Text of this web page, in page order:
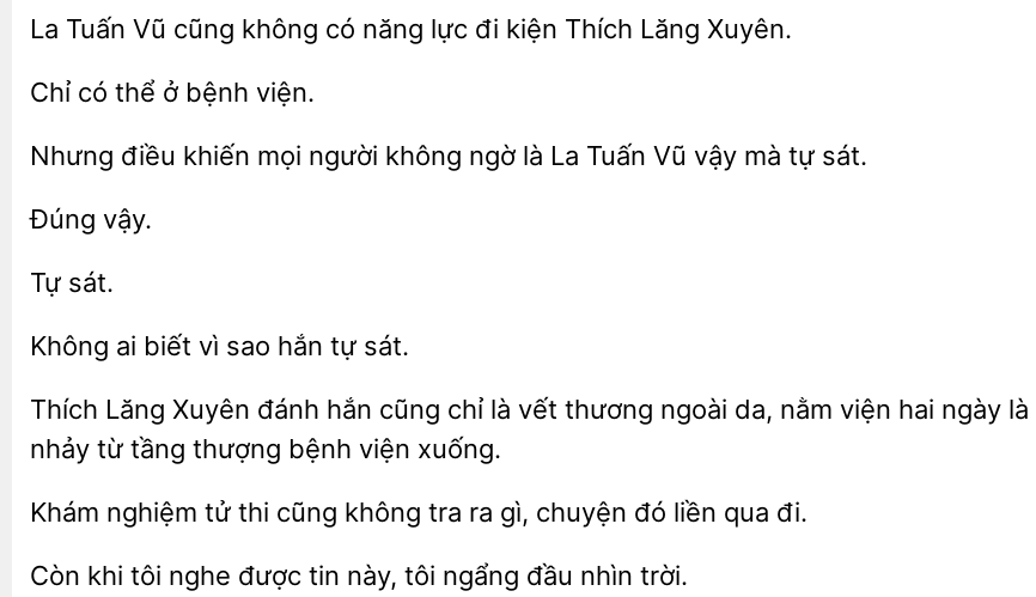
La Tuấn Vũ cũng không năng đi Thích Lăng Xuyên.
có thể bệnh
Nhưng điều khiến mọi người không ngờ là La Tuấn Vũ mà
Không ai vì sao tự
Thích Lăng Xuyên đánh hắn cũng chỉ là vết thương ngoài da, viện hai ngày
nhảy từ tầng thượng bệnh viện
Khám nghiệm cũng không tra ra gì, chuyện đó liền đi.
tôi nghe được tin này, tôi đầu nhìn trời.